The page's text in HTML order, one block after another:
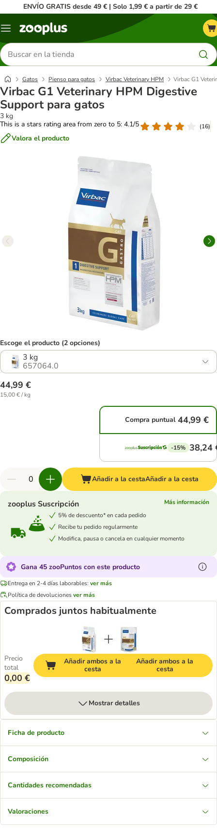
ENVÍO GRATIS desde 49 € | Solo 1,99 € a partir de 29 €
Menú
Buscar
productos
Gatos Pienso para gatos Virbac Veterinary HPM Virbac G1
Virbac G1 Veterinary HPM Digestive
Support para gatos
3 kg
This is a stars rating area from zero to 5: 4.1/5
(16)
Valora el producto
Escoge el producto (2 opciones)
3 kg
657064.0
44,99 €
15,00 € / kg
Compra puntual 44,99 €
-15% 38,24
Añadir a la cestaAñadir a la cesta
zooplus Suscripción
Más información
5% de descuento* en cada pedido
Recibe tu pedido regularmente
Modifica, pausa o cancela en cualquier momento
Gana 45 zooPuntos con este producto
Entrega en 2-4 días laborables: ver más
Política de devolucionesver más
Comprados juntos habitualmente
Precio
total
0,00 €
Añadir ambos a la
cesta
Añadir ambos a la
cesta
Mostrar detalles
Ficha de producto
Composición
Cantidades recomendadas
Valoraciones